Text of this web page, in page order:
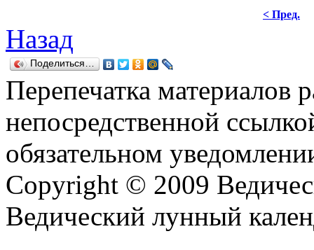
< Пред.
Назад
Поделиться…
Перепечатка материалов
непосредственной
обязательном
Copyright © 2009
Ведический лунный